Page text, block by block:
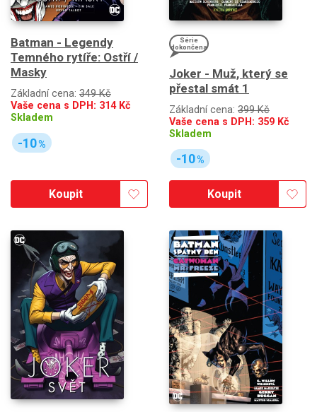
Batman - Legendy
Temného rytíře: Ostří /
Masky
Základní cena: 349 Kč
Vaše cena s DPH: 314Kč
Skladem
-10%
Koupit
Série
dokončena
Joker - Muž, který se
přestal smát 1
Základní cena: 399 Kč
Vaše cena s DPH: 359 Kč
Skladem
-10%
Koupit